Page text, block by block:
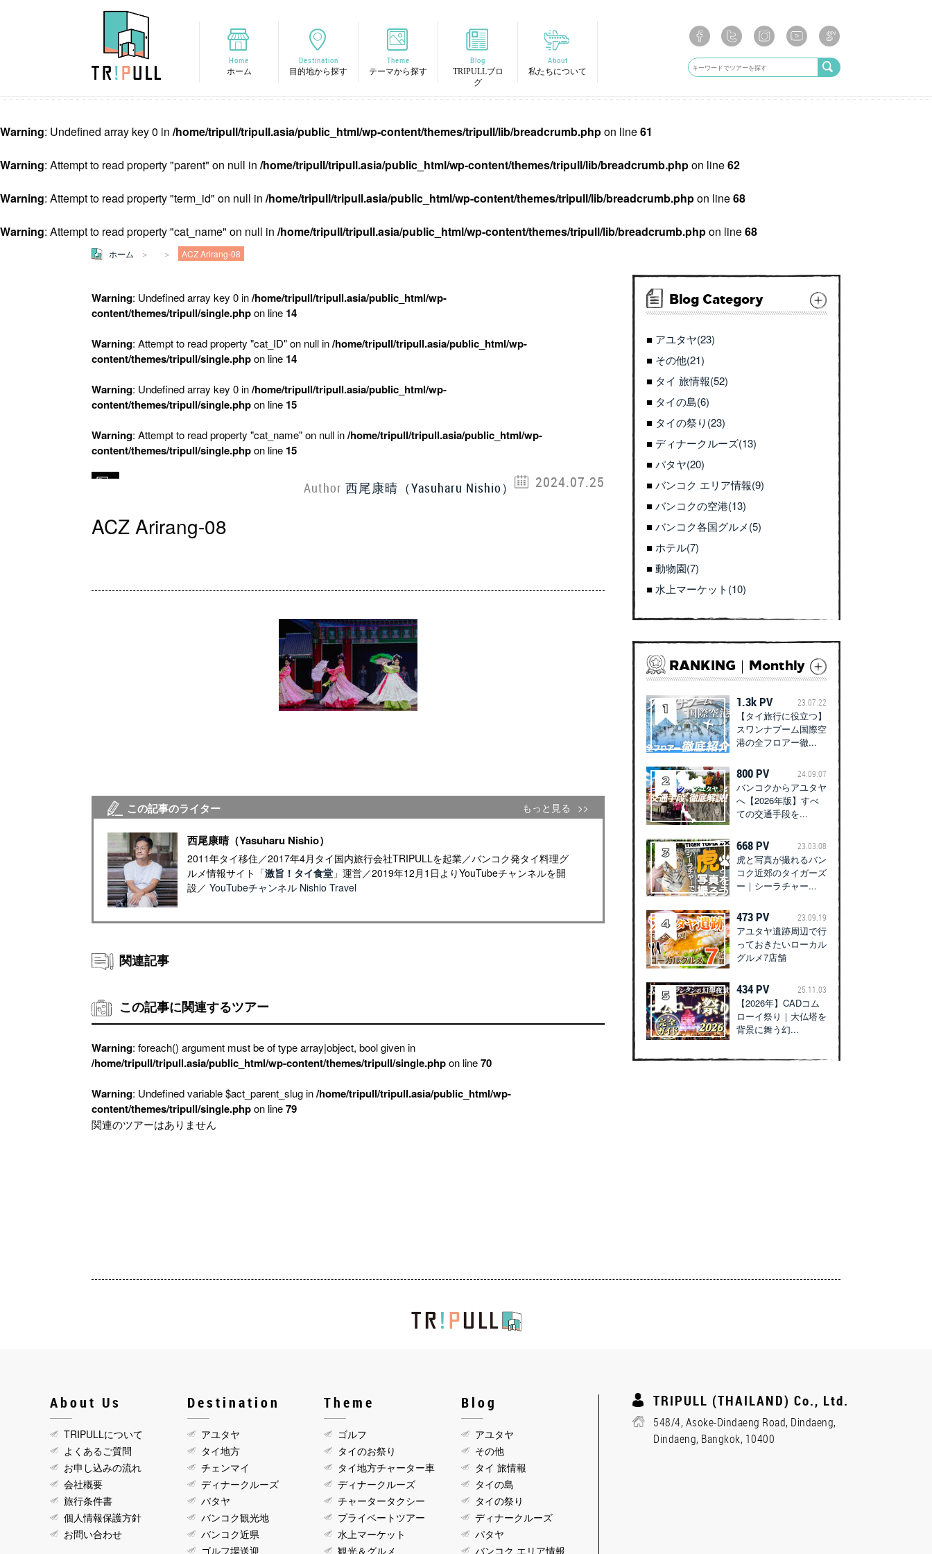
Home
ホーム
Destination
目的地から探す
Theme
テーマから探す
Blog
TRIPULLブロ
グ
About
私たちについて
Warning: Undefined array key 0 in /home/tripull/tripull.asia/public_html/wp-content/themes/tripull/lib/breadcrumb.phpon line61
Warning: Attempt to read property "parent" on null in /home/tripull/tripull.asia/public_html/wp-content/themes/tripull/lib/breadcrumb.phpon line62
Warning: Attempt to read property "term_id" on null in /home/tripull/tripull.asia/public_html/wp-content/themes/tripull/lib/breadcrumb.phpon line68
Warning: Attempt to read property "cat_name" on null in /home/tripull/tripull.asia/public_html/wp-content/themes/tripull/lib/breadcrumb.phpon line68
ホーム ACZ Arirang-08
Warning: Undefined array key 0 in/home/tripull/tripull.asia/public_html/wp-
content/themes/tripull/single.phpon line 14
Warning: Attempt to read property "cat_ID" on null in/home/tripull/tripull.asia/public_html/wp-
content/themes/tripull/single.phpon line 14
Warning: Undefined array key 0 in/home/tripull/tripull.asia/public_html/wp-
content/themes/tripull/single.phpon line 15
Warning: Attempt to read property "cat_name" on null in/home/tripull/tripull.asia/public_html/wp-
content/themes/tripull/single.phpon line 15
2024.07.25
Author 西尾康晴（Yasuharu Nishio）
ACZ Arirang-08
この記事のライター もっと見る
西尾康晴（Yasuharu Nishio）
2011年タイ移住／2017年4月タイ国内旅行会社TRIPULLを起業／バンコク発タイ料理グ
ルメ情報サイト「激旨！タイ食堂」運営／2019年12月1日よりYouTubeチャンネルを開
設／ YouTubeチャンネル Nishio Travel
関連記事
この記事に関連するツアー
Warning: foreach() argument must be of type array|object, bool given in
/home/tripull/tripull.asia/public_html/wp-content/themes/tripull/single.phpon line70
Warning: Undefined variable $act_parent_slug in/home/tripull/tripull.asia/public_html/wp-
content/themes/tripull/single.phpon line79
関連のツアーはありません
Blog Category
アユタヤ(23)
その他(21)
タイ 旅情報(52)
タイの島(6)
タイの祭り(23)
ディナークルーズ(13)
パタヤ(20)
バンコク エリア情報(9)
バンコクの空港(13)
バンコク各国グルメ(5)
ホテル(7)
動物園(7)
水上マーケット(10)
RANKING｜Monthly
1.3k PV 23.07.22
【タイ旅行に役立つ】
スワンナプーム国際空
港の全フロアー徹...
800 PV 24.09.07
バンコクからアユタヤ
へ【2026年版】すべ
ての交通手段を...
668 PV 23.03.08
虎と写真が撮れるバン
コク近郊のタイガーズ
ー｜シーラチャー...
473 PV 23.09.19
アユタヤ遺跡周辺で行
っておきたいローカル
グルメ7店舗
434 PV 25.11.03
【2026年】CADコム
ローイ祭り｜大仏塔を
背景に舞う幻...
About Us
TRIPULLについて
よくあるご質問
お申し込みの流れ
会社概要
旅行条件書
個人情報保護方針
お問い合わせ
Destination
アユタヤ
タイ地方
チェンマイ
ディナークルーズ
パタヤ
バンコク観光地
バンコク近県
ゴルフ場送迎
Theme
ゴルフ
タイのお祭り
タイ地方チャーター車
ディナークルーズ
チャータータクシー
プライベートツアー
水上マーケット
観光＆グルメ
Blog
アユタヤ
その他
タイ 旅情報
タイの島
タイの祭り
ディナークルーズ
パタヤ
バンコク エリア情報
TRIPULL (THAILAND) Co., Ltd.
548/4, Asoke-Dindaeng Road, Dindaeng,
Dindaeng, Bangkok, 10400